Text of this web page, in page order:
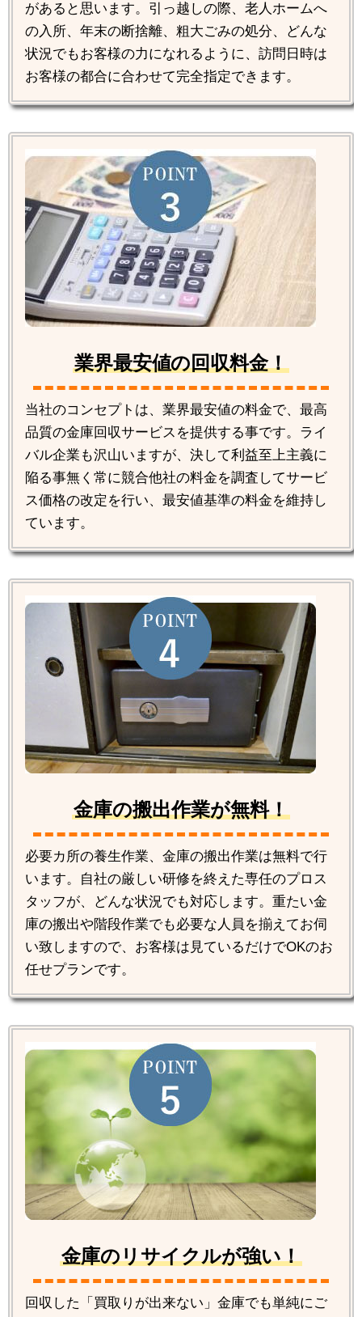
があると思います。引っ越しの際、老人ホームへ
の入所、年末の断捨離、粗大ごみの処分、どんな
状況でもお客様の力になれるように、訪問日時は
お客様の都合に合わせて完全指定できます。
業界最安値の回収料金！
当社のコンセプトは、業界最安値の料金で、最高
品質の金庫回収サービスを提供する事です。ライ
バル企業も沢山いますが、決して利益至上主義に
陥る事無く常に競合他社の料金を調査してサービ
ス価格の改定を行い、最安値基準の料金を維持し
ています。
金庫の搬出作業が無料！
必要カ所の養生作業、金庫の搬出作業は無料で行
います。自社の厳しい研修を終えた専任のプロス
タッフが、どんな状況でも対応します。重たい金
庫の搬出や階段作業でも必要な人員を揃えてお伺
い致しますので、お客様は見ているだけでOKのお
任せプランです。
金庫のリサイクルが強い！
回収した「買取りが出来ない」金庫でも単純にご